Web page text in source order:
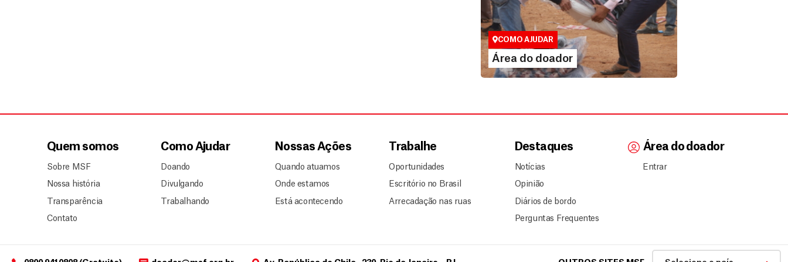
Área do doador
Espaço exclusivo para doadores de MSF....
LEIA MAIS
COMO AJUDAR
Área do doador
Quem somos
Sobre MSF
Nossa história
Transparência
Contato
Como Ajudar
Doando
Divulgando
Trabalhando
Nossas Ações
Quando atuamos
Onde estamos
Está acontecendo
Trabalhe
Oportunidades
Escritório no Brasil
Arrecadação nas ruas
Destaques
Notícias
Opinião
Diários de bordo
Perguntas Frequentes
Área do doador
Entrar